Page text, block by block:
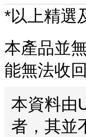
*以上精選
本產品並
能無法收
本資料由
者，其並